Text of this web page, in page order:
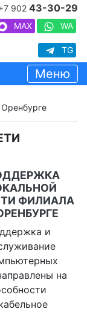
902 43-30-29
MAX WA
TG
Меню
ФИЛИАЛА
и
на